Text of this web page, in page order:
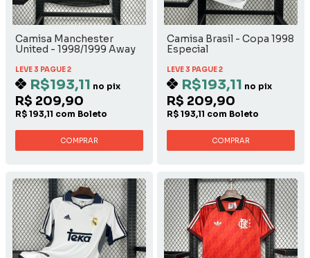
Camisa Manchester
United - 1998/1999 Away
LEVE 3 PAGUE 2
R$193,11 no pix
R$ 209,90
R$ 193,11 com Boleto
COMPRAR
Camisa Brasil - Copa 1998
Especial
LEVE 3 PAGUE 2
R$193,11 no pix
R$ 209,90
R$ 193,11 com Boleto
COMPRAR